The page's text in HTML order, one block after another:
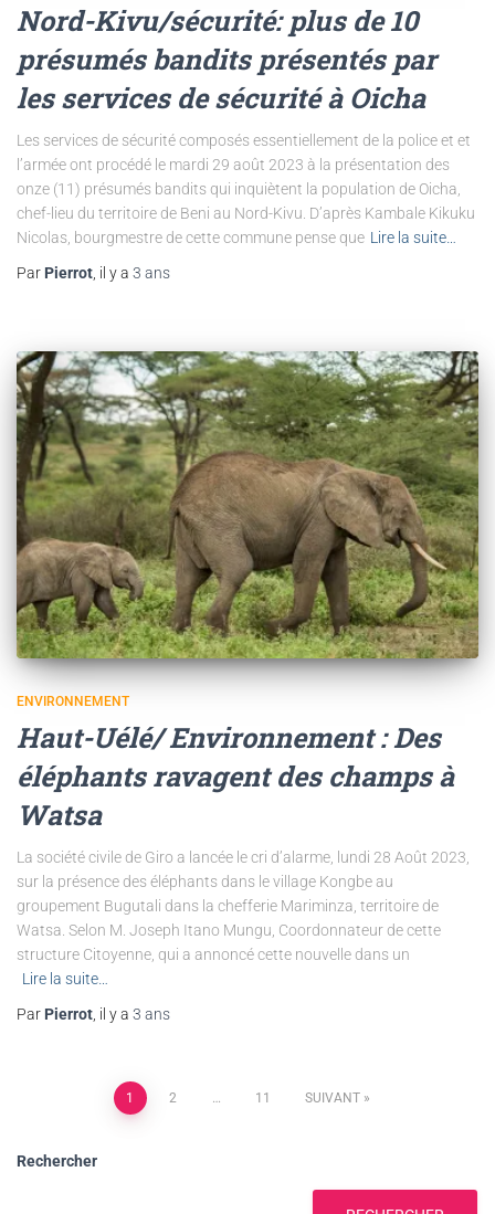
Nord-Kivu/sécurité: plus de 10
présumés bandits présentés par
les services de sécurité à Oicha
Les services de sécurité composés essentiellement de la police et et
l’armée ont procédé le mardi 29 août 2023 à la présentation des
onze (11) présumés bandits qui inquiètent la population de Oicha,
chef-lieu du territoire de Beni au Nord-Kivu. D’après Kambale Kikuku
Nicolas, bourgmestre de cette commune pense que Lire la suite…
Par Pierrot , il y a 3 ans
ENVIRONNEMENT
Haut-Uélé/ Environnement : Des
éléphants ravagent des champs à
Watsa
La société civile de Giro a lancée le cri d’alarme, lundi 28 Août 2023,
sur la présence des éléphants dans le village Kongbe au
groupement Bugutali dans la chefferie Mariminza, territoire de
Watsa. Selon M. Joseph Itano Mungu, Coordonnateur de cette
structure Citoyenne, qui a annoncé cette nouvelle dans un
Lire la suite…
Par Pierrot, il y a 3 ans
1 2 … 11 SUIVANT
Rechercher